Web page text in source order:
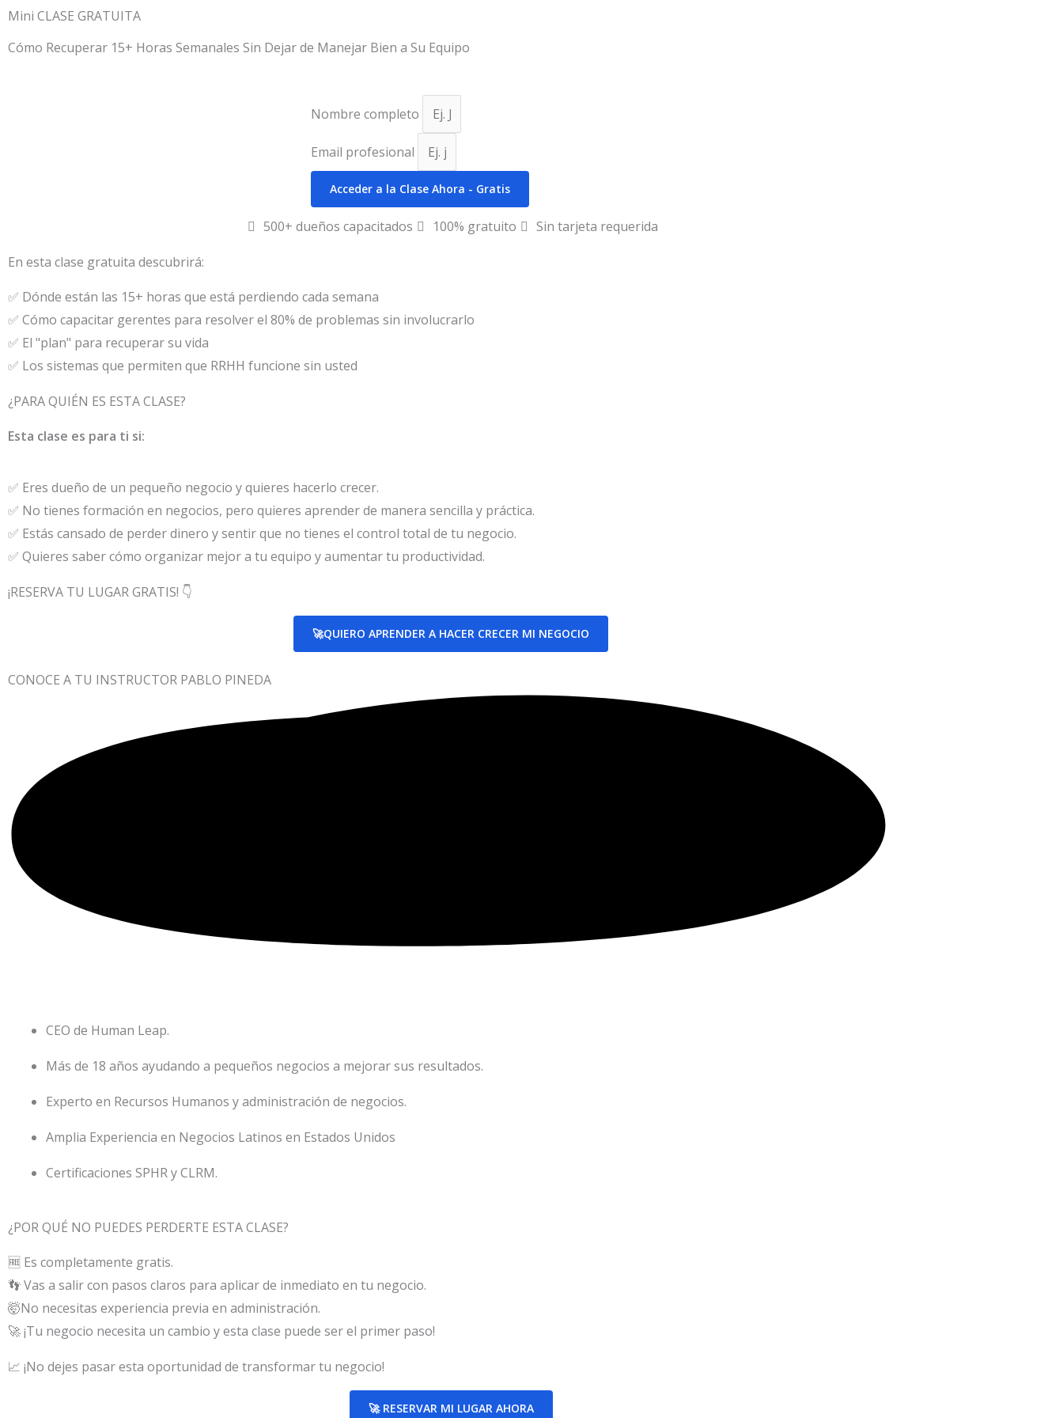
Mini CLASE GRATUITA
Cómo Recuperar 15+ Horas Semanales Sin Dejar de Manejar Bien a Su Equipo
Nombre completo
Email profesional
Acceder a la Clase Ahora - Gratis
500+ dueños capacitados 100% gratuito Sin tarjeta requerida
En esta clase gratuita descubrirá:
✅ Dónde están las 15+ horas que está perdiendo cada semana
✅ Cómo capacitar gerentes para resolver el 80% de problemas sin involucrarlo
✅ El "plan" para recuperar su vida
✅ Los sistemas que permiten que RRHH funcione sin usted
¿PARA QUIÉN ES ESTA CLASE?
Esta clase es para ti si:
✅ Eres dueño de un pequeño negocio y quieres hacerlo crecer.
✅ No tienes formación en negocios, pero quieres aprender de manera sencilla y práctica.
✅ Estás cansado de perder dinero y sentir que no tienes el control total de tu negocio.
✅ Quieres saber cómo organizar mejor a tu equipo y aumentar tu productividad.
¡RESERVA TU LUGAR GRATIS! 👇
🚀QUIERO APRENDER A HACER CRECER MI NEGOCIO
CONOCE A TU INSTRUCTOR PABLO PINEDA
CEO de Human Leap.
Más de 18 años ayudando a pequeños negocios a mejorar sus resultados.
Experto en Recursos Humanos y administración de negocios.
Amplia Experiencia en Negocios Latinos en Estados Unidos
Certificaciones SPHR y CLRM.
¿POR QUÉ NO PUEDES PERDERTE ESTA CLASE?
🆓 Es completamente gratis.
👣 Vas a salir con pasos claros para aplicar de inmediato en tu negocio.
🤯No necesitas experiencia previa en administración.
🚀 ¡Tu negocio necesita un cambio y esta clase puede ser el primer paso!
📈 ¡No dejes pasar esta oportunidad de transformar tu negocio!
🚀 RESERVAR MI LUGAR AHORA